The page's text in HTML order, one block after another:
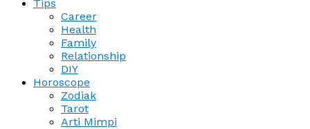
Tips
Career
Health
Family
Relationship
DIY
Horoscope
Zodiak
Tarot
Arti Mimpi